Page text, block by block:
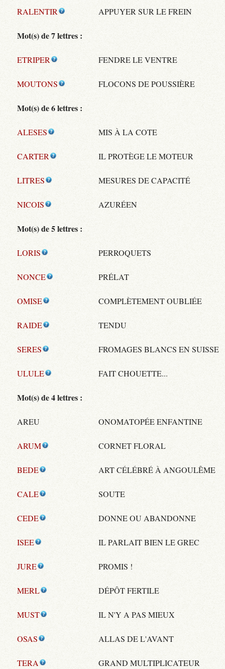
RALENTIR APPUYER SUR LE FREIN
Mot(s) de 7 lettres :
ETRIPER FENDRE LE VENTRE
MOUTONS FLOCONS DE POUSSIÈRE
Mot(s) de 6 lettres :
ALESES MIS À LA COTE
CARTER IL PROTÈGE LE MOTEUR
LITRES MESURES DE CAPACITÉ
NICOIS AZURÉEN
Mot(s) de 5 lettres :
LORIS PERROQUETS
NONCE PRÉLAT
OMISE COMPLÈTEMENT OUBLIÉE
RAIDE TENDU
SERES FROMAGES BLANCS EN SUISSE
ULULE FAIT CHOUETTE...
Mot(s) de 4 lettres :
AREU ONOMATOPÉE ENFANTINE
ARUM CORNET FLORAL
BEDE ART CÉLÉBRÉ À ANGOULÊME
CALE SOUTE
CEDE DONNE OU ABANDONNE
ISEE IL PARLAIT BIEN LE GREC
JURE PROMIS !
MERL DÉPÔT FERTILE
MUST IL N'Y A PAS MIEUX
OSAS ALLAS DE L'AVANT
TERA GRAND MULTIPLICATEUR